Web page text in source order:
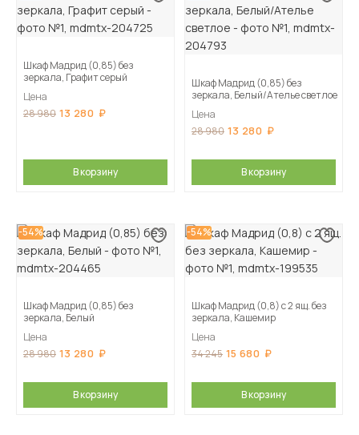
Шкаф Мадрид (0,85) без
зеркала, Графит серый
Цена
28 980 13 280
В корзину
Шкаф Мадрид (0,85) без
зеркала, Белый/Ателье светлое
Цена
28 980 13 280
В корзину
-54%
Шкаф Мадрид (0,85) без
зеркала, Белый
Цена
28 980 13 280
В корзину
-54%
Шкаф Мадрид (0,8) с 2 ящ. без
зеркала, Кашемир
Цена
34 245 15 680
В корзину